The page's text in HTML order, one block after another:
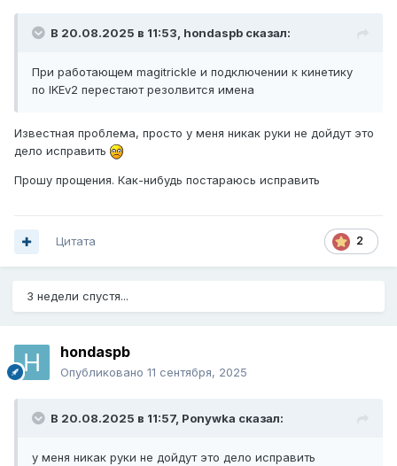
В 20.08.2025 в 11:53, hondaspb сказал:
При работающем magitrickle и подключении к кинетику
по IKEv2 перестают резолвится имена
Известная проблема, просто у меня никак руки не дойдут это
дело исправить
Прошу прощения. Как-нибудь постараюсь исправить
2
Цитата
3 недели спустя...
hondaspb
Опубликовано 11 сентября, 2025
В 20.08.2025 в 11:57, Ponywka сказал:
у меня никак руки не дойдут это дело исправить